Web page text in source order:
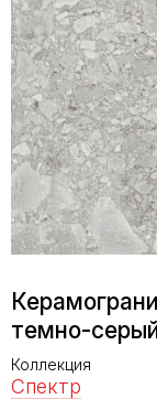
темно-
Коллекция
Спектр